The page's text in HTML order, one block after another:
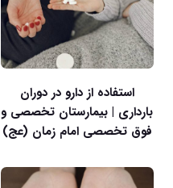
استفاده از دارو در دوران
بارداری | بیمارستان تخصصی و
فوق تخصصی امام زمان (عج)